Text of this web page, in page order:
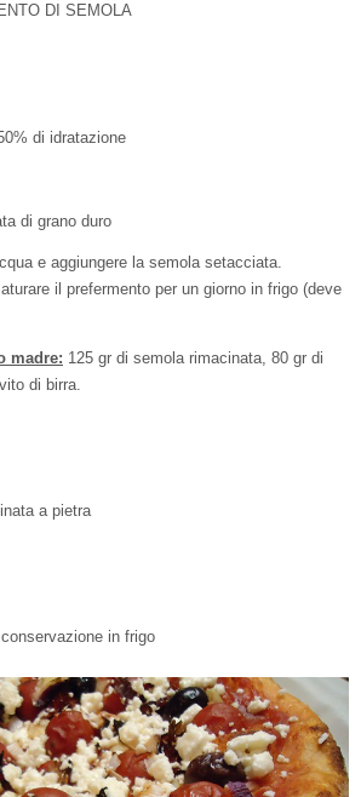
DI SEMOLA
di idratazione
di grano duro
e aggiungere la semola setacciata.
il prefermento per un giorno in frigo (deve
madre: 125 gr di semola rimacinata, 80 gr di
di birra.
a pietra
in frigo